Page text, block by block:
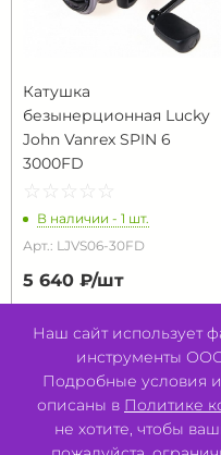
Катушка
безынерционная Lucky
John Vanrex SPIN 6
3000FD
☆ ☆ ☆ ☆ ☆
★ ★ ★ ★ ★
В наличии - 1 шт.
Арт.: LJVS06-30FD
5 640 ₽/шт
В КОРЗИНУ
Наш сайт использует
инструменты
Подробные условия
описаны в Политике
не хотите, чтобы